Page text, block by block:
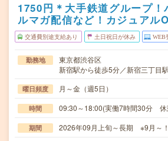
1750円＊大手鉄道グループ！
ルマガ配信など！カジュアル
交通費別途支給あり 土日祝日が休み WEB
勤務地
東京都渋谷区
新宿駅から徒歩5分／新宿三丁目
曜日頻度 月～金（週5日）
時間 09:30～18:00(実働7時間30分 休
期間 2026年09月上旬～長期 ※9月～！